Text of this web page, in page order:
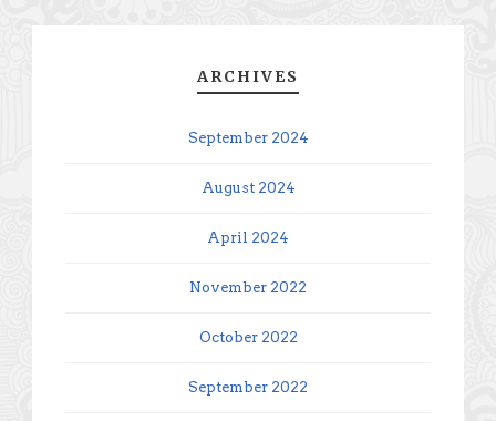
ARCHIVES
September 2024
August 2024
April 2024
November 2022
October 2022
September 2022